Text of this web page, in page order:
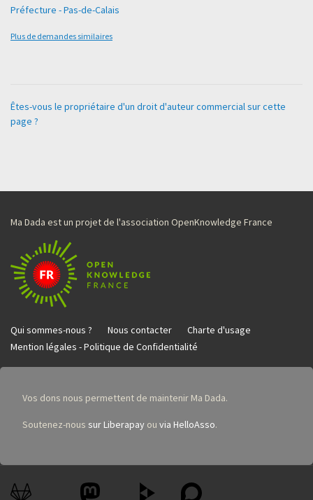
Préfecture - Pas-de-Calais
Plus de demandes similaires
Êtes-vous le propriétaire d'un droit d'auteur commercial sur cette
page ?
Ma Dada est un projet de l'association OpenKnowledge France
Qui sommes-nous ? Nous contacter
Charte d'usage
Mention légales - Politique de Confidentialité
Vos dons nous permettent de maintenir Ma Dada.
Soutenez-nous sur Liberapay ou via HelloAsso.